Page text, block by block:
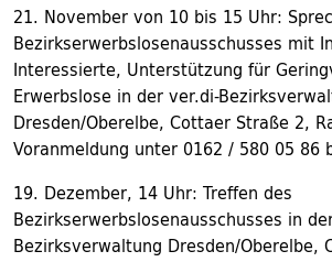
21. November von 10 bis 15 Uhr:
Bezirkserwerbslosenausschusses mit
Interessierte, Unterstützung für
Erwerbslose in der ver.di-
Dresden/Oberelbe, Cottaer Straße 2,
Voranmeldung unter 0162 / 580 05 86
19. Dezember, 14 Uhr: Treffen des
Bezirkserwerbslosenausschusses in
Bezirksverwaltung Dresden/Oberelbe,